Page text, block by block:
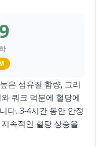
은 섬유질 함량, 그리
쿼크 덕분에 혈당에
다. 3-4시간 동안 안정
속적인 혈당 상승을